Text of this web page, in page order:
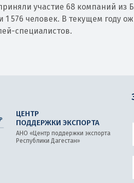
участие 68 компаний из
576 человек. В текущем году
специалистов.
ЦЕНТР
ПОДДЕРЖКИ ЭКСПОРТА
АНО «Центр поддержки экспорта
Республики Дагестан»